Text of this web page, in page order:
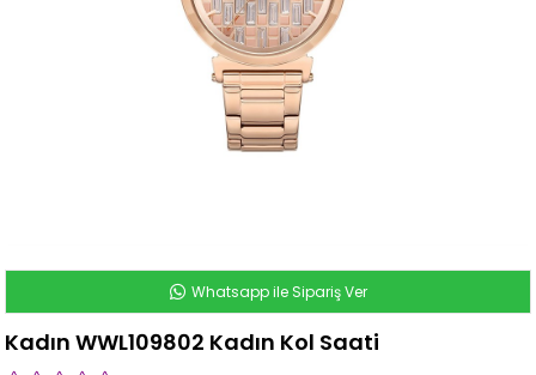
Whatsapp ile Sipariş Ver
Kadın WWL109802 Kadın Kol Saati